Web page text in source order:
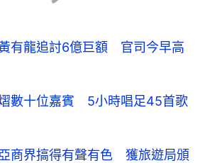
有龍追討6億巨額 官司今早高
數十位嘉賓 5小時唱足45首歌
商界搞得有聲有色 獲旅遊局頒